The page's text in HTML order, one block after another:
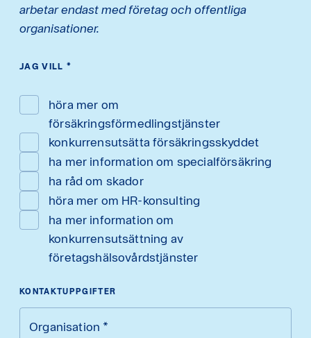
arbetar endast med företag och offentliga
organisationer.
JAG VILL *
höra mer om
försäkringsförmedlingstjänster
konkurrensutsätta försäkringsskyddet
ha mer information om specialförsäkring
ha råd om skador
höra mer om HR-konsulting
ha mer information om
konkurrensutsättning av
företagshälsovårdstjänster
KONTAKTUPPGIFTER
Organisation *